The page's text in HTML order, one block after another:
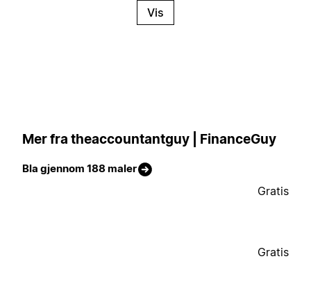
Vis
Mer fra theaccountantguy | FinanceGuy
Bla gjennom 188 maler
Gratis
Gratis